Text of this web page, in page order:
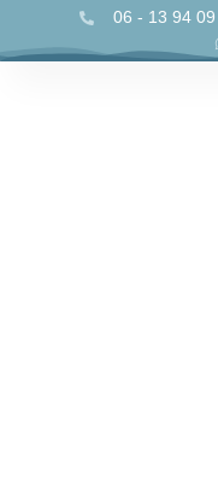
06 - 13 94 09